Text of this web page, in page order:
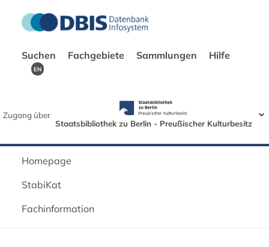
Suchen Fachgebiete Sammlungen Hilfe
EN
Zugang über
Staatsbibliothek zu Berlin - Preußischer Kulturbesitz
Homepage
StabiKat
Fachinformation